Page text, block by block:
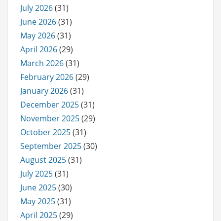
July 2026(31)
June 2026(31)
May 2026(31)
April 2026(29)
March 2026(31)
February 2026(29)
January 2026(31)
December 2025(31)
November 2025(29)
October 2025(31)
September 2025(30)
August 2025(31)
July 2025(31)
June 2025(30)
May 2025(31)
April 2025(29)